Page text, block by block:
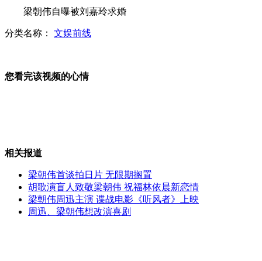
广州地铁老人与青年因抢座扭打撕咬
老人强迫年轻人让座引发热议
山西运城恶犬咬伤多人 警民合力深夜将其击毙
女孩北京地铁殴打老人 痛下狠手拳打脚踢
梁朝伟自曝被刘嘉玲求婚
分类名称： 文娱前线
您看完该视频的心情
相关报道
梁朝伟首谈拍日片 无限期搁置
胡歌演盲人致敬梁朝伟 祝福林依晨新恋情
梁朝伟周迅主演 谍战电影《听风者》上映
周迅、梁朝伟想改演喜剧